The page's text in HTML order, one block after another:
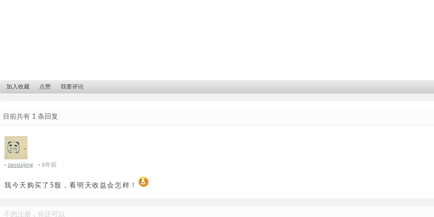
加入收藏 点赞 我要评论
目前共有 1 条回复
- zaosuijing - 8年前
我今天购买了5股，看明天收益会怎样！
不想注册，你还可以